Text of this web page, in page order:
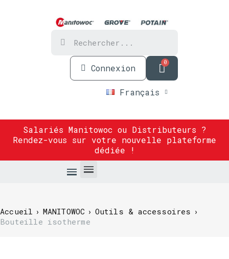
Connexion
Français
Salariés Manitowoc ou Distributeurs ?
Rendez-vous sur votre nouvelle plateforme
dédiée !
Accueil MANITOWOC
Outils & accessoires
Bouteille isotherme